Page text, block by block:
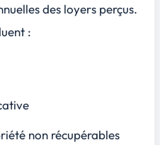
des loyers perçus.
:
non récupérables